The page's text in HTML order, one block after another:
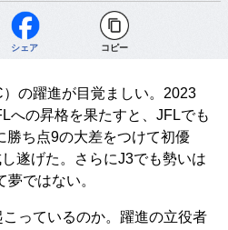
シェア コピー
の躍進が目覚ましい。2023
への昇格を果たすと、JFLでも
勝ち点9の大差をつけて初優
遂げた。さらにJ3でも勢いは
ではない。
っているのか。躍進の立役者